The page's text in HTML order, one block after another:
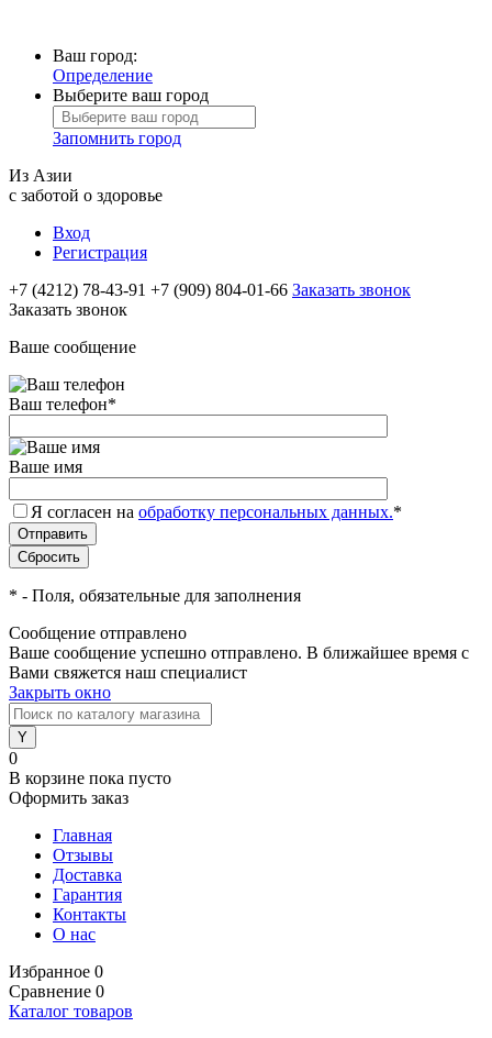
Ваш город:
Определение
Выберите ваш город
Запомнить город
Из Азии
с заботой о здоровье
Вход
Регистрация
+7 (4212) 78-43-91 +7 (909) 804-01-66 Заказать звонок
Заказать звонок
Ваше сообщение
Ваш телефон*
Ваше имя
Я согласен на обработку персональных данных.*
* - Поля, обязательные для заполнения
Сообщение отправлено
Ваше сообщение успешно отправлено. В ближайшее время с
Вами свяжется наш специалист
Закрыть окно
0
В корзине пока пусто
Оформить заказ
Главная
Отзывы
Доставка
Гарантия
Контакты
О нас
Избранное 0
Сравнение 0
Каталог товаров